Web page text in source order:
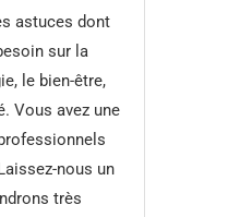
astuces dont
sur la
le bien-être,
Vous avez une
nous un
très